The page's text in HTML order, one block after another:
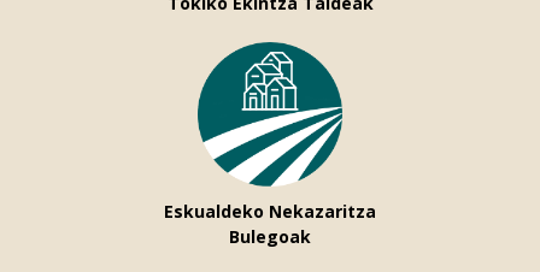
Eskualdeko Nekazaritza
Bulegoak